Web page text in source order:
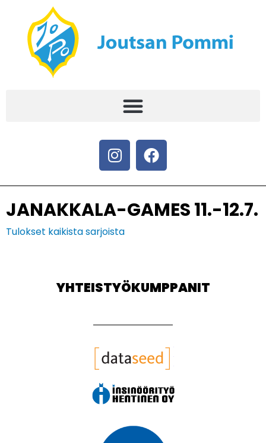
JANAKKALA-GAMES 11.-12.7.
Tulokset kaikista sarjoista
YHTEISTYÖKUMPPANIT